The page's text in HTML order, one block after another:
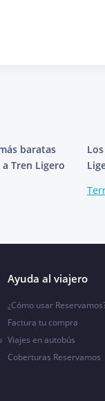
baratas
Tren Ligero
Ayuda al viajero
¿Cómo usar
Factura tu compra
Viajes en autobús
Coberturas Reservamos